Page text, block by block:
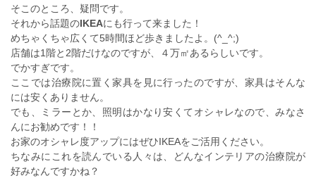
そこのところ、疑問です。
それから話題のIKEAにも行って来ました！
めちゃくちゃ広くて5時間ほど歩きましたよ。(^_^;)
店舗は1階と2階だけなのですが、４万㎡あるらしいです。
でかすぎです。
ここでは治療院に置く家具を見に行ったのですが、家具はそんな
には安くありません。
でも、ミラーとか、照明はかなり安くてオシャレなので、みなさ
んにお勧めです！！
お家のオシャレ度アップにはぜひIKEAをご活用ください。
ちなみにこれを読んでいる人々は、どんなインテリアの治療院が
好みなんですかね？